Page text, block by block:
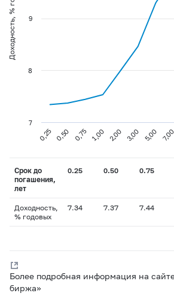
Доходность, % годовых
0,25 0,50 0,75 1,00 2,00 3,00 5,00 7,00
7
8
9
Срок до
погашения,
лет
0.25 0.50 0.75
Доходность,
% годовых
7.34 7.37 7.44
Более подробная информация на
биржа»